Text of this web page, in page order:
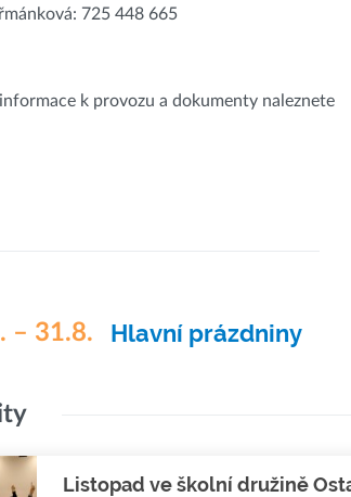
725 448 665
k provozu a dokumenty naleznete
– 31.8. Hlavní prázdniny
Listopad ve školní družině